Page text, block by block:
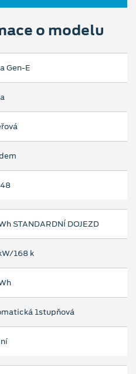
o modelu
Gen-E
STANDARDNÍ DOJEZD
168 k
1stupňová